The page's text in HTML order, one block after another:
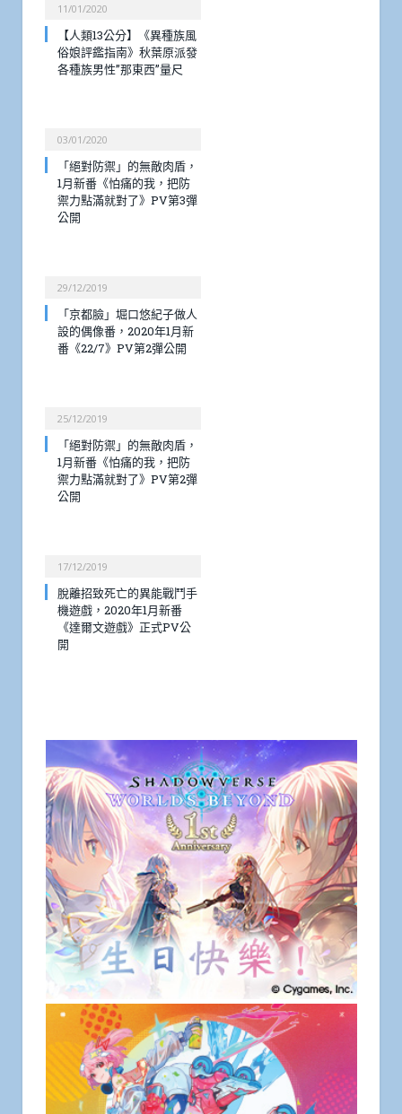
11/01/2020
【人類13公分】《異種族風
俗娘評鑑指南》秋葉原派發
各種族男性”那東西”量尺
03/01/2020
「絕對防禦」的無敵肉盾，
1月新番《怕痛的我，把防
禦力點滿就對了》PV第3彈
公開
29/12/2019
「京都臉」堀口悠紀子做人
設的偶像番，2020年1月新
番《22/7》PV第2彈公開
25/12/2019
「絕對防禦」的無敵肉盾，
1月新番《怕痛的我，把防
禦力點滿就對了》PV第2彈
公開
17/12/2019
脫離招致死亡的異能戰鬥手
機遊戲，2020年1月新番
《達爾文遊戲》正式PV公
開